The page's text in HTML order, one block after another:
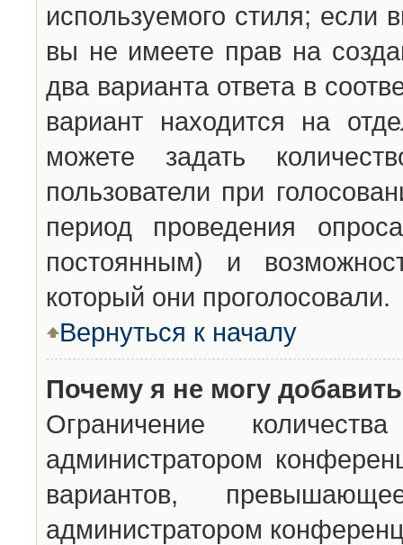
используемого стиля; если
вы не имеете прав на
два варианта ответа в
вариант находится на
можете задать
пользователи при
период проведения
постоянным) и
который они проголосовали.
Вернуться к началу
Почему я не могу
Ограничение
администратором
вариантов,
администратором